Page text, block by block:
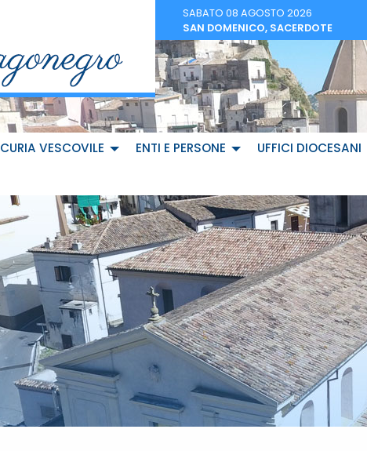
SABATO 08 AGOSTO 2026
SAN DOMENICO, SACERDOTE
CURIA VESCOVILE ENTI E PERSONE UFFICI DIOCESANI